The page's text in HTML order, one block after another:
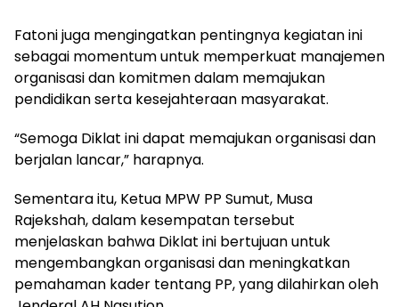
Fatoni juga mengingatkan pentingnya kegiatan ini
sebagai momentum untuk memperkuat manajemen
organisasi dan komitmen dalam memajukan
pendidikan serta kesejahteraan masyarakat.
“Semoga Diklat ini dapat memajukan organisasi dan
berjalan lancar,” harapnya.
Sementara itu, Ketua MPW PP Sumut, Musa
Rajekshah, dalam kesempatan tersebut
menjelaskan bahwa Diklat ini bertujuan untuk
mengembangkan organisasi dan meningkatkan
pemahaman kader tentang PP, yang dilahirkan oleh